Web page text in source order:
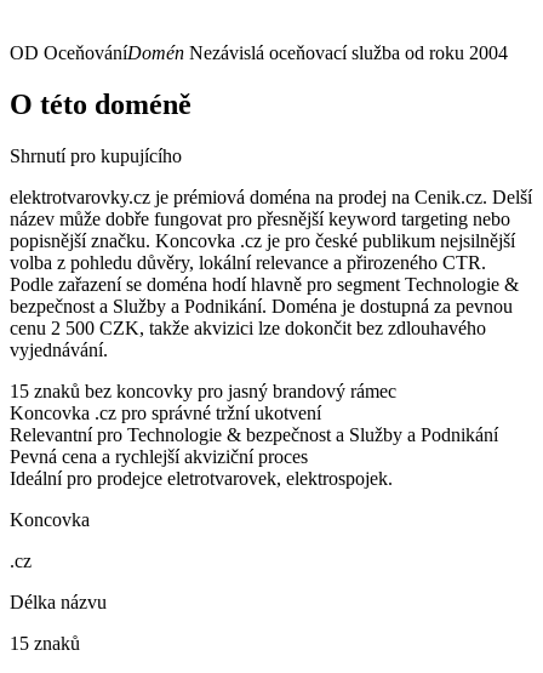
OD OceňováníDomén Nezávislá oceňovací služba od roku 2004
O této doméně
Shrnutí pro kupujícího
elektrotvarovky.cz je prémiová doména na prodej na Cenik.cz. Delší
název může dobře fungovat pro přesnější keyword targeting nebo
popisnější značku. Koncovka .cz je pro české publikum nejsilnější
volba z pohledu důvěry, lokální relevance a přirozeného CTR.
Podle zařazení se doména hodí hlavně pro segment Technologie &
bezpečnost a Služby a Podnikání. Doména je dostupná za pevnou
cenu 2 500 CZK, takže akvizici lze dokončit bez zdlouhavého
vyjednávání.
15 znaků bez koncovky pro jasný brandový rámec
Koncovka .cz pro správné tržní ukotvení
Relevantní pro Technologie & bezpečnost a Služby a Podnikání
Pevná cena a rychlejší akviziční proces
Ideální pro prodejce eletrotvarovek, elektrospojek.
Koncovka
.cz
Délka názvu
15 znaků